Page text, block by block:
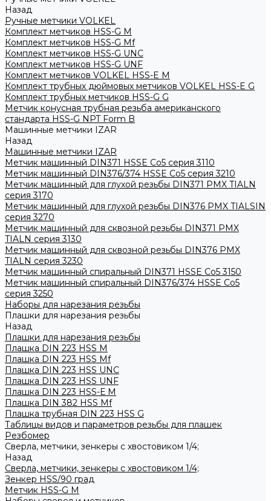
Назад
Ручные метчики VOLKEL
Комплект метчиков HSS-G M
Комплект метчиков HSS-G Mf
Комплект метчиков HSS-G UNC
Комплект метчиков HSS-G UNF
Комплект метчиков VOLKEL HSS-E M
Комплект трубных дюймовых метчиков VOLKEL HSS-E G
Комплект трубных метчиков HSS-G G
Метчик конусная трубная резьба американского
стандарта HSS-G NPT Form B
Машинные метчики IZAR
Назад
Машинные метчики IZAR
Метчик машинный DIN371 HSSE Co5 серия 3110
Метчик машинный DIN376/374 HSSE Co5 серия 3210
Метчик машинный для глухой резьбы DIN371 PMX TIALN
серия 3170
Метчик машинный для глухой резьбы DIN376 PMX TIALSIN
серия 3270
Метчик машинный для сквозной резьбы DIN371 PMX
TIALN серия 3130
Метчик машинный для сквозной резьбы DIN376 PMX
TIALN серия 3230
Метчик машинный спиральный DIN371 HSSE Co5 3150
Метчик машинный спиральный DIN376/374 HSSE Co5
серия 3250
Наборы для нарезания резьбы
Плашки для нарезания резьбы
Назад
Плашки для нарезания резьбы
Плашка DIN 223 HSS M
Плашка DIN 223 HSS Mf
Плашка DIN 223 HSS UNC
Плашка DIN 223 HSS UNF
Плашка DIN 223 HSS-Е M
Плашка DIN 382 HSS Mf
Плашка трубная DIN 223 HSS G
Таблицы видов и параметров резьбы для плашек
Резбомер
Сверла, метчики, зенкеры с хвостовиком 1/4;
Назад
Сверла, метчики, зенкеры с хвостовиком 1/4;
Зенкер HSS/90 град
Метчик HSS-G М